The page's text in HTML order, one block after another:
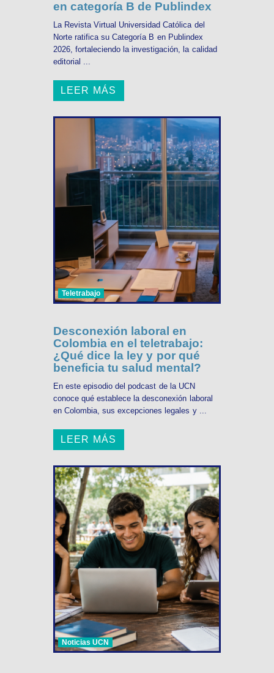
en categoría B de Publindex
La Revista Virtual Universidad Católica del
Norte ratifica su Categoría B en Publindex
2026, fortaleciendo la investigación, la calidad
editorial ...
LEER MÁS
Teletrabajo
Desconexión laboral en
Colombia en el teletrabajo:
¿Qué dice la ley y por qué
beneficia tu salud mental?
En este episodio del podcast de la UCN
conoce qué establece la desconexión laboral
en Colombia, sus excepciones legales y ...
LEER MÁS
Noticias UCN